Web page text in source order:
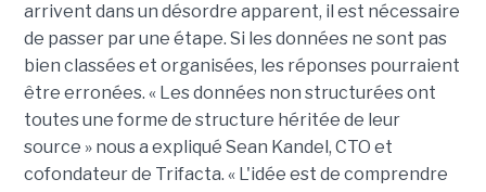
arrivent dans un désordre apparent, il est nécessaire
de passer par une étape. Si les données ne sont pas
bien classées et organisées, les réponses pourraient
être erronées. « Les données non structurées ont
toutes une forme de structure héritée de leur
source » nous a expliqué Sean Kandel, CTO et
cofondateur de Trifacta. « L'idée est de comprendre